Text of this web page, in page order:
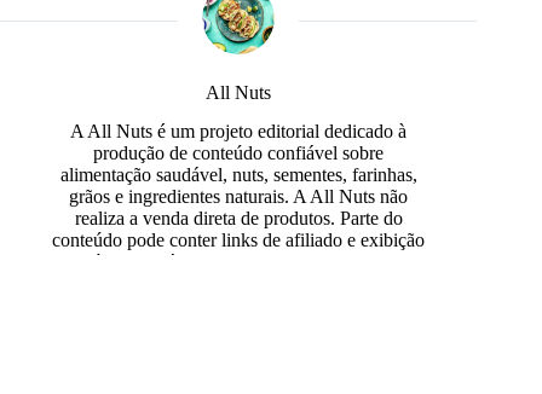
All Nuts
A All Nuts é um projeto editorial dedicado à
produção de conteúdo confiável sobre
alimentação saudável, nuts, sementes, farinhas,
grãos e ingredientes naturais. A All Nuts não
realiza a venda direta de produtos. Parte do
conteúdo pode conter links de afiliado e exibição